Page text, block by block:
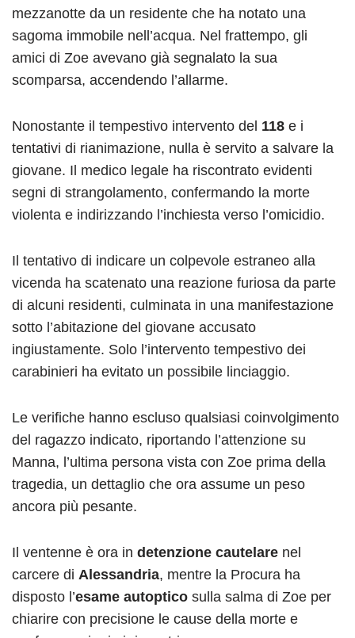
mezzanotte da un residente che ha notato una
sagoma immobile nell’acqua. Nel frattempo, gli
amici di Zoe avevano già segnalato la sua
scomparsa, accendendo l’allarme.
Nonostante il tempestivo intervento del 118 e i
tentativi di rianimazione, nulla è servito a salvare la
giovane. Il medico legale ha riscontrato evidenti
segni di strangolamento, confermando la morte
violenta e indirizzando l’inchiesta verso l’omicidio.
Il tentativo di indicare un colpevole estraneo alla
vicenda ha scatenato una reazione furiosa da parte
di alcuni residenti, culminata in una manifestazione
sotto l’abitazione del giovane accusato
ingiustamente. Solo l’intervento tempestivo dei
carabinieri ha evitato un possibile linciaggio.
Le verifiche hanno escluso qualsiasi coinvolgimento
del ragazzo indicato, riportando l’attenzione su
Manna, l’ultima persona vista con Zoe prima della
tragedia, un dettaglio che ora assume un peso
ancora più pesante.
Il ventenne è ora in detenzione cautelare nel
carcere di Alessandria, mentre la Procura ha
disposto l’esame autoptico sulla salma di Zoe per
chiarire con precisione le cause della morte e